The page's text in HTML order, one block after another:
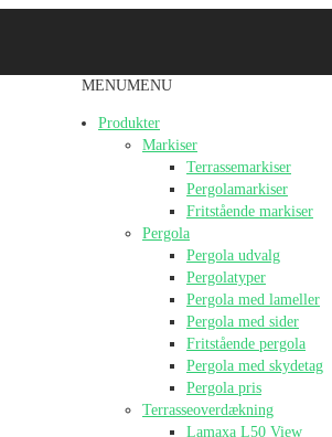
MENUMENU
Produkter
Markiser
Terrassemarkiser
Pergolamarkiser
Fritstående markiser
Pergola
Pergola udvalg
Pergolatyper
Pergola med lameller
Pergola med sider
Fritstående pergola
Pergola med skydetag
Pergola pris
Terrasseoverdækning
Lamaxa L50 View